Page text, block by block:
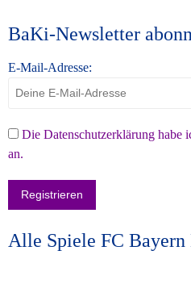
BaKi-Newsletter
E-Mail-Adresse:
Die Datenschutzerklärung habe
an.
Alle Spiele FC Bayern